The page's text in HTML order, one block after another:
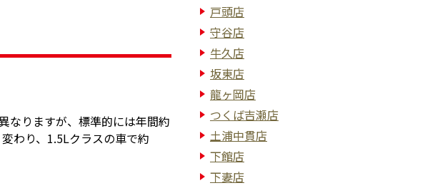
なりますが、標準的には年間約
わり、1.5Lクラスの車で約
戸頭店
守谷店
牛久店
坂東店
龍ヶ岡店
つくば吉瀬店
土浦中貫店
下館店
下妻店